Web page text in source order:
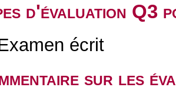
d'évaluation Q3
écrit
sur les